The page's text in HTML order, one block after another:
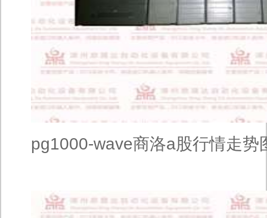
pg1000-wave商洛a股行情走势